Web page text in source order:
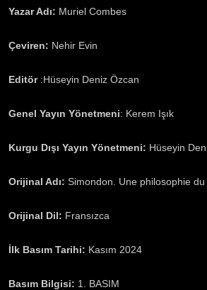
Yazar Adı: Muriel Combes
Çeviren: Nehir Evin
Editör :Hüseyin Deniz Özcan
Genel Yayın Yönetmeni: Kerem Işık
Kurgu Dışı Yayın Yönetmeni: Hüseyin
Orijinal Adı: Simondon. Une philosophie
Orijinal Dil: Fransızca
İlk Basım Tarihi: Kasım 2024
Basım Bilgisi: 1. BASIM